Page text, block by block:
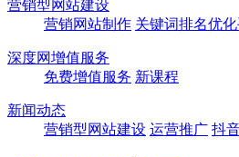
营销型网站建设
营销网站制作 关键词排名优化
深度网增值服务
免费增值服务 新课程
新闻动态
营销型网站建设 运营推广 抖